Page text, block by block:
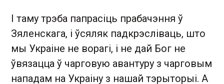
І таму трэба папрасіць прабачэння ў
Зяленскага, і ўсяляк падкрэсліваць, што
мы Украіне не ворагі, і не дай Бог не
ўвязацца ў чарговую авантуру з чарговым
нападам на Украіну з нашай тэрыторыі. А